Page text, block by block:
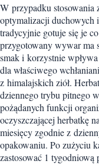
W przypadku stosowania
optymalizacji
tradycyjnie gotuje się je
przygotowany wywar ma
smak i korzystnie
dla właściwego
z himalajskich ziół.
dziennego trybu pitnego
pożądanych funkcji
oczyszczającej herbatkę
miesięcy zgodnie z
opakowaniu. Po zużyciu
zastosować 1 tygodniową